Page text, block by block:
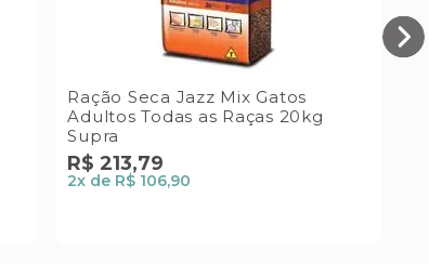
Ração Seca Jazz Mix Gatos
Adultos Todas as Raças 20kg
Supra
R$ 213,79
2x de R$ 106,90